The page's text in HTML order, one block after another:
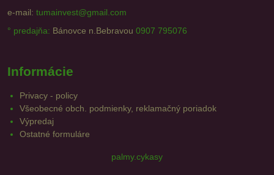
e-mail: tumainvest@gmail.com
° predajňa: Bánovce n.Bebravou 0907 795076
Informácie
Privacy - policy
Všeobecné obch. podmienky, reklamačný poriadok
Výpredaj
Ostatné formuláre
palmy.cykasy